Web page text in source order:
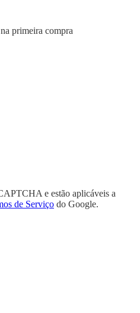
na primeira compra
e estão aplicáveis a
de Serviço do Google.